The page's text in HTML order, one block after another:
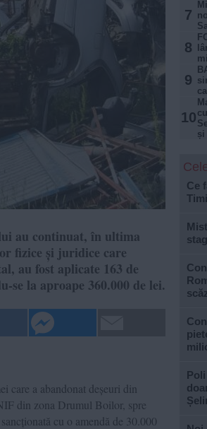
au continuat, în ultima
fizice și juridice care
au fost aplicate 163 de
se la aproape 360.000 de lei.
care a abandonat deșeuri din
din zona Drumul Boilor, spre
cu o amendă de 30.000
7
8
9
10
și
Ce